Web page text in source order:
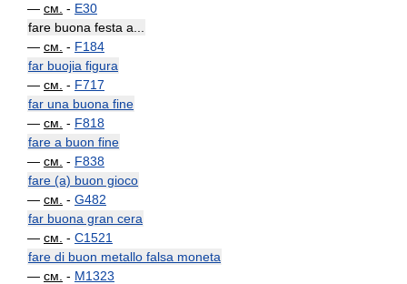
— см. - E30
fare buona festa a...
— см. - F184
far buojia figura
— см. - F717
far una buona fine
— см. - F818
fare a buon fine
— см. - F838
fare (a) buon gioco
— см. - G482
far buona gran cera
— см. - C1521
fare di buon metallo falsa moneta
— см. - M1323